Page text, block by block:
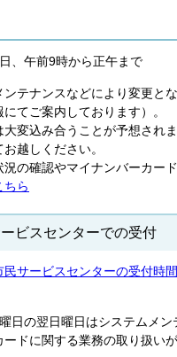
、午前9時から正午まで
テナンスなどにより変更と
にてご案内しております）。
変込み合うことが予想され
越しください。
の確認やマイナンバーカー
ちら
ビスセンターでの受付
民サービスセンターの受付時
日の翌日曜日はシステムメン
ドに関する業務の取り扱いが